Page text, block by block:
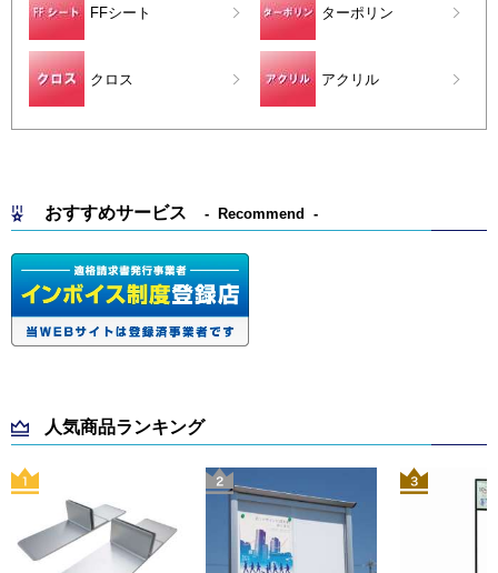
FFシート ターポリン
クロス アクリル
おすすめサービス Recommend
人気商品ランキング